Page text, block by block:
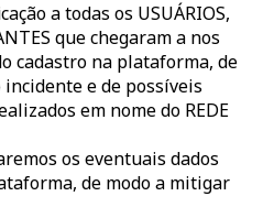
a todas os USUÁRIOS,
que chegaram a nos
cadastro na plataforma, de
e de possíveis
em nome do REDE
os eventuais dados
de modo a mitigar